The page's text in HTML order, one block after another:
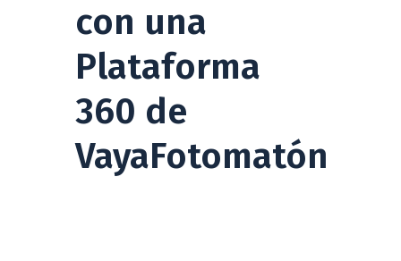
con una
Plataforma
360 de
VayaFotomatón